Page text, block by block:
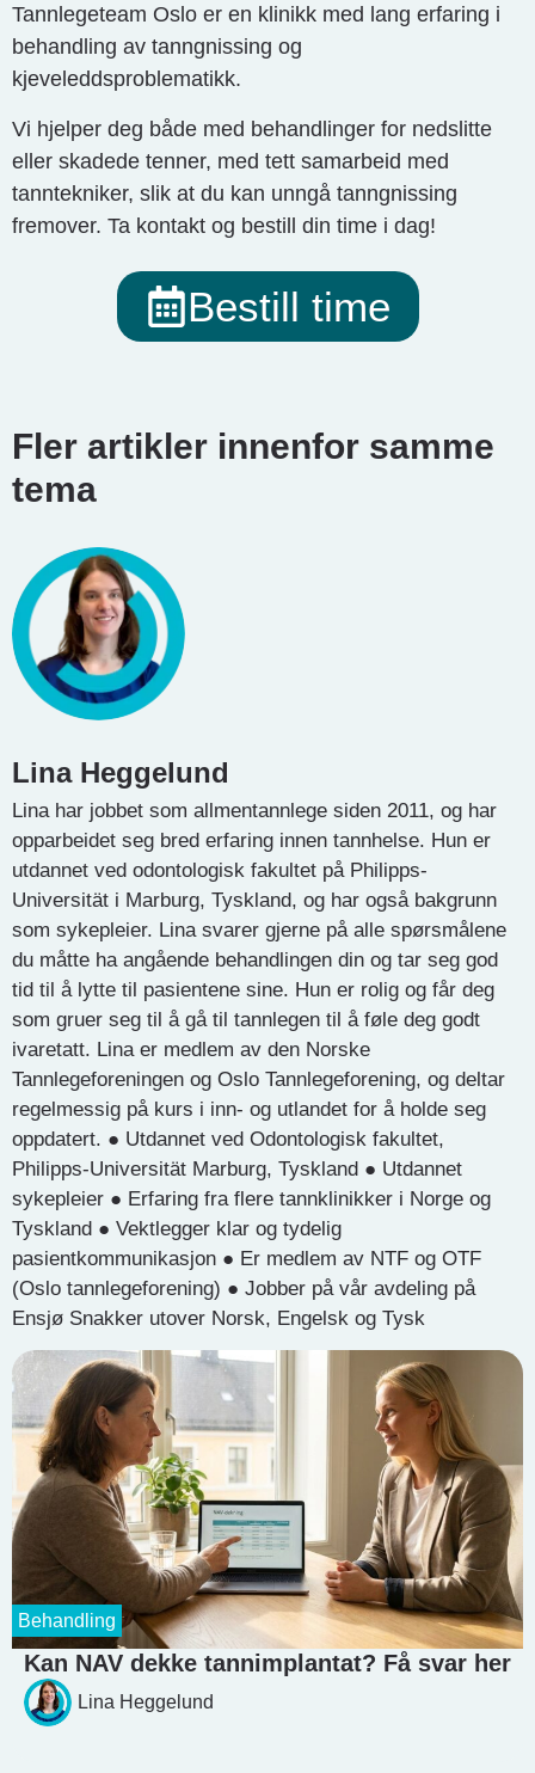
Tannlegeteam Oslo er en klinikk med lang erfaring i
behandling av tanngnissing og
kjeveleddsproblematikk.
Vi hjelper deg både med behandlinger for nedslitte
eller skadede tenner, med tett samarbeid med
tanntekniker, slik at du kan unngå tanngnissing
fremover. Ta kontakt og bestill din time i dag!
Bestill time
Fler artikler innenfor samme
tema
Lina Heggelund
Lina har jobbet som allmentannlege siden 2011, og har
opparbeidet seg bred erfaring innen tannhelse. Hun er
utdannet ved odontologisk fakultet på Philipps-
Universität i Marburg, Tyskland, og har også bakgrunn
som sykepleier. Lina svarer gjerne på alle spørsmålene
du måtte ha angående behandlingen din og tar seg god
tid til å lytte til pasientene sine. Hun er rolig og får deg
som gruer seg til å gå til tannlegen til å føle deg godt
ivaretatt. Lina er medlem av den Norske
Tannlegeforeningen og Oslo Tannlegeforening, og deltar
regelmessig på kurs i inn- og utlandet for å holde seg
oppdatert. ● Utdannet ved Odontologisk fakultet,
Philipps-Universität Marburg, Tyskland ● Utdannet
sykepleier ● Erfaring fra flere tannklinikker i Norge og
Tyskland ● Vektlegger klar og tydelig
pasientkommunikasjon ● Er medlem av NTF og OTF
(Oslo tannlegeforening) ● Jobber på vår avdeling på
Ensjø Snakker utover Norsk, Engelsk og Tysk
Kan NAV dekke tannimplantat? Få svar her
Lina Heggelund
Behandling